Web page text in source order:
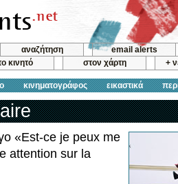
αναζήτηση
email alerts
κινητό στον χάρτη +
κινηματογράφος εικαστικά
«Est-ce je peux me
attention sur la